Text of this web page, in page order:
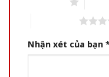
Nhận xét của bạn